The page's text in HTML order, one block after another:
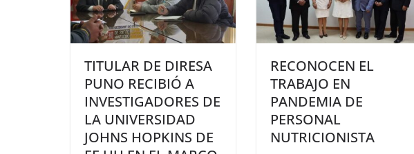
TITULAR DE DIRESA
PUNO RECIBIÓ A
INVESTIGADORES DE
LA UNIVERSIDAD
JOHNS HOPKINS DE
RECONOCEN EL
TRABAJO EN
PANDEMIA DE
PERSONAL
NUTRICIONISTA